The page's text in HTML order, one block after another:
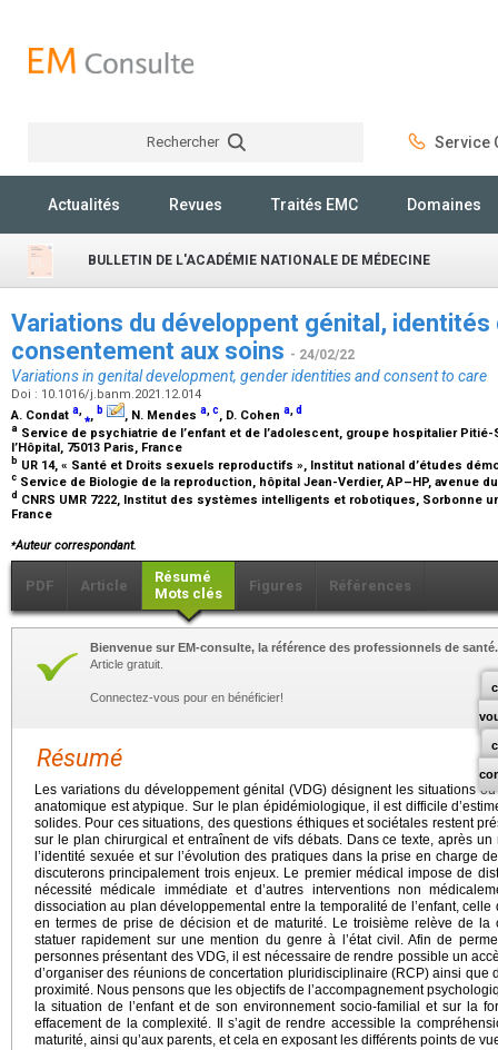
Rechercher Service
Actualités Revues Traités EMC Domaines
BULLETIN DE L'ACADÉMIE NATIONALE DE MÉDECINE
Variations du développent génital, identités
consentement aux soins - 24/02/22
Variations in genital development, gender identities and consent to care
Doi : 10.1016/j.banm.2021.12.014
A. Condat a,⁎, b , N. Mendes a,c, D. Cohen a,d
a Service de psychiatrie de l’enfant et de l’adolescent, groupe hospitalier Pitié-
l’Hôpital, 75013 Paris, France
b UR 14, « Santé et Droits sexuels reproductifs », Institut national d’études
c Service de Biologie de la reproduction, hôpital Jean-Verdier, AP–HP, avenue
d CNRS UMR 7222, Institut des systèmes intelligents et robotiques, Sorbonne
France
⁎Auteur correspondant.
PDF Article
Résumé
Mots clés
Figures Références
Bienvenue sur EM-consulte, la référence des professionnels de santé.
Article gratuit.
Connectez-vous pour en bénéficier!
Résumé
Les variations du développement génital (VDG) désignent les situations
anatomique est atypique. Sur le plan épidémiologique, il est difficile
solides. Pour ces situations, des questions éthiques et sociétales restent
sur le plan chirurgical et entraînent de vifs débats. Dans ce texte, après
l’identité sexuée et sur l’évolution des pratiques dans la prise en charge
discuterons principalement trois enjeux. Le premier médical impose de
nécessité médicale immédiate et d’autres interventions non
dissociation au plan développemental entre la temporalité de l’enfant,
en termes de prise de décision et de maturité. Le troisième relève de la
statuer rapidement sur une mention du genre à l’état civil. Afin de
personnes présentant des VDG, il est nécessaire de rendre possible un
d’organiser des réunions de concertation pluridisciplinaire (RCP) ainsi
proximité. Nous pensons que les objectifs de l’accompagnement
la situation de l’enfant et de son environnement socio-familial et sur la
effacement de la complexité. Il s’agit de rendre accessible la
maturité, ainsi qu’aux parents, et cela en exposant les différents points de